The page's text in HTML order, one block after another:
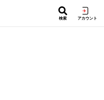
検索 アカウント